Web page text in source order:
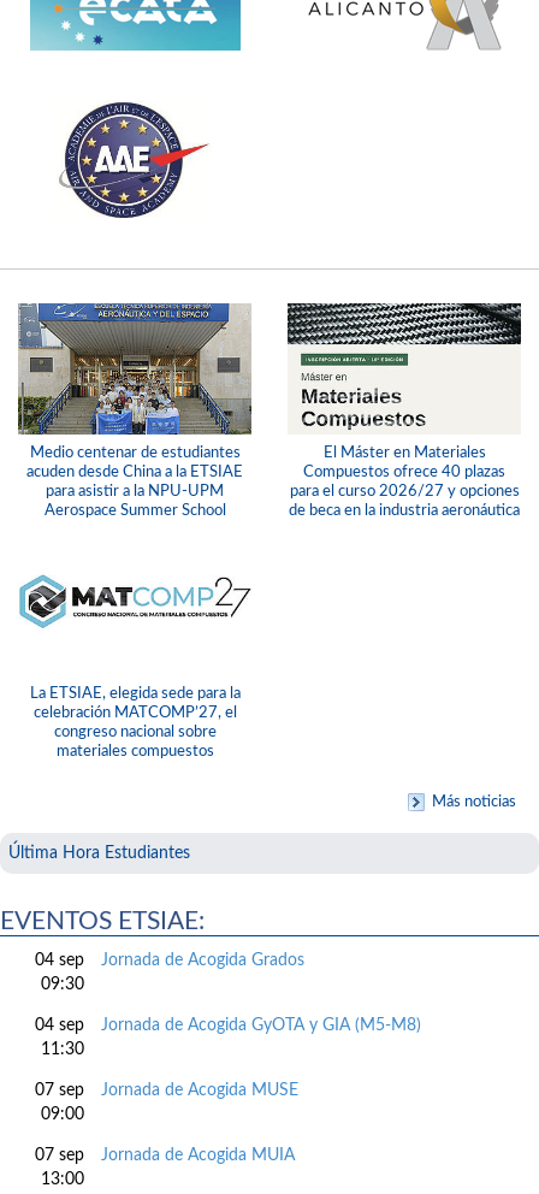
Medio centenar de estudiantes
acuden desde China a la ETSIAE
para asistir a la NPU-UPM
Aerospace Summer School
El Máster en Materiales
Compuestos ofrece 40 plazas
para el curso 2026/27 y opciones
de beca en la industria aeronáutica
La ETSIAE, elegida sede para la
celebración MATCOMP’27, el
congreso nacional sobre
materiales compuestos
Más noticias
Última Hora Estudiantes
EVENTOS ETSIAE:
04 sep
09:30
Jornada de Acogida Grados
04 sep
11:30
Jornada de Acogida GyOTA y GIA (M5-M8)
07 sep
09:00
Jornada de Acogida MUSE
07 sep
13:00
Jornada de Acogida MUIA